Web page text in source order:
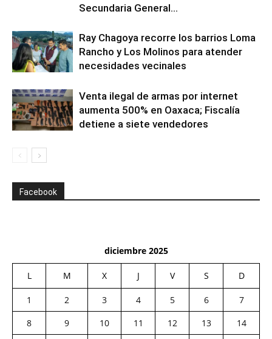
Secundaria General...
Ray Chagoya recorre los barrios Loma
Rancho y Los Molinos para atender
necesidades vecinales
Venta ilegal de armas por internet
aumenta 500% en Oaxaca; Fiscalía
detiene a siete vendedores
Facebook
diciembre 2025
L M X J V S D
1 2 3 4 5 6
7
8
9 10 11 12 13
14